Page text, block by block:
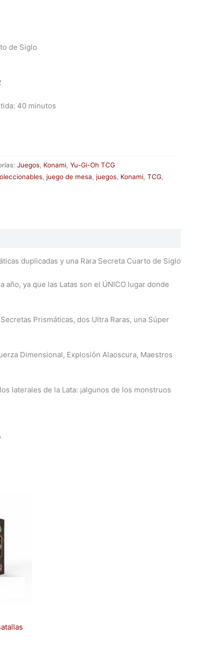
de Siglo
40 minutos
Juegos, Konami, Yu-Gi-Oh TCG
, juego de mesa, juegos, Konami, TCG,
duplicadas y una Rara Secreta Cuarto de Siglo
ya que las Latas son el ÚNICO lugar donde
Prismáticas, dos Ultra Raras, una Súper
Dimensional, Explosión Alaoscura, Maestros
laterales de la Lata: ¡algunos de los monstruos